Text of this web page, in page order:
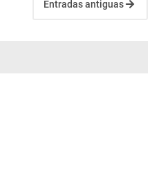
Entradas antiguas